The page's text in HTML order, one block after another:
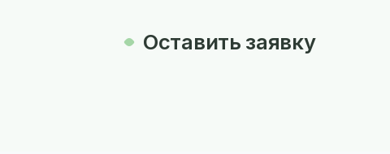
Оставить заявку